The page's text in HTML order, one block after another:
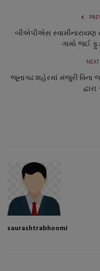
બીએપીએસ સ્વામીનારાયણ
ગામો જઈ
જૂનાગઢ શહેરમાં મંજુરી વિના
saurashtrabhoomi